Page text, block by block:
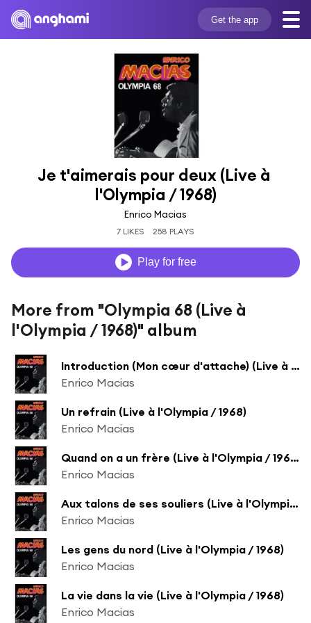
Get the app
Je t'aimerais pour deux (Live à
l'Olympia / 1968)
Enrico Macias
7 LIKES 258 PLAYS
Play for free
More from "Olympia 68 (Live à
l'Olympia / 1968)" album
Introduction (Mon cœur d'attache) (Live à l'Olympia / 1968)
Enrico Macias
Un refrain (Live à l'Olympia / 1968)
Enrico Macias
Quand on a un frère (Live à l'Olympia / 1968)
Enrico Macias
Aux talons de ses souliers (Live à l'Olympia / 1968)
Enrico Macias
Les gens du nord (Live à l'Olympia / 1968)
Enrico Macias
La vie dans la vie (Live à l'Olympia / 1968)
Enrico Macias